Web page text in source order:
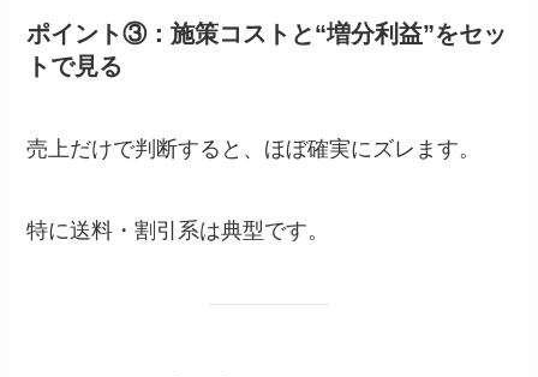
ポイント③：施策コストと“増分利益”をセッ
トで見る
売上だけで判断すると、ほぼ確実にズレます。
特に送料・割引系は典型です。